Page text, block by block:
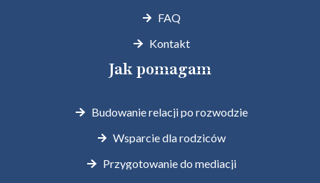
FAQ
Kontakt
Jak pomagam
Budowanie relacji po rozwodzie
Wsparcie dla rodziców
Przygotowanie do mediacji